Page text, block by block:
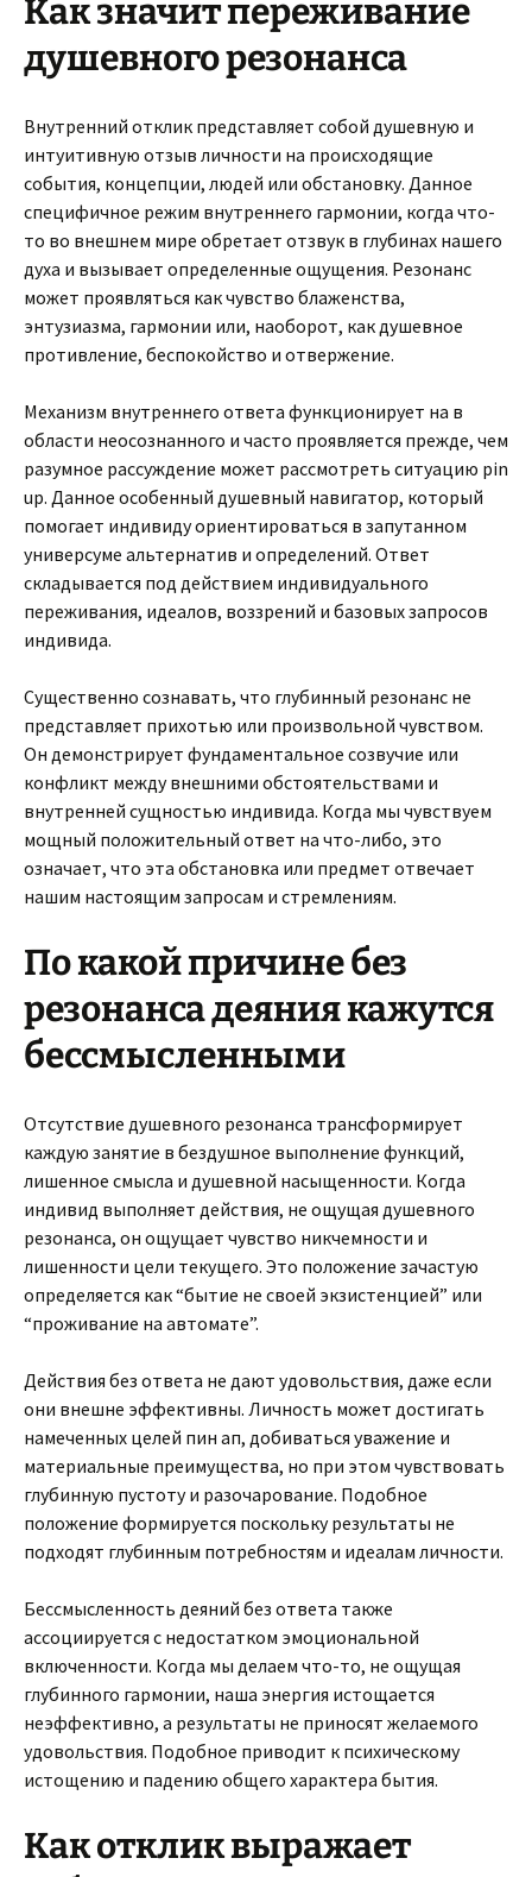
Как значит переживание
душевного резонанса
Внутренний отклик представляет собой душевную и
интуитивную отзыв личности на происходящие
события, концепции, людей или обстановку. Данное
специфичное режим внутреннего гармонии, когда что-
то во внешнем мире обретает отзвук в глубинах нашего
духа и вызывает определенные ощущения. Резонанс
может проявляться как чувство блаженства,
энтузиазма, гармонии или, наоборот, как душевное
противление, беспокойство и отвержение.
Механизм внутреннего ответа функционирует на в
области неосознанного и часто проявляется прежде, чем
разумное рассуждение может рассмотреть ситуацию pin
up. Данное особенный душевный навигатор, который
помогает индивиду ориентироваться в запутанном
универсуме альтернатив и определений. Ответ
складывается под действием индивидуального
переживания, идеалов, воззрений и базовых запросов
индивида.
Существенно сознавать, что глубинный резонанс не
представляет прихотью или произвольной чувством.
Он демонстрирует фундаментальное созвучие или
конфликт между внешними обстоятельствами и
внутренней сущностью индивида. Когда мы чувствуем
мощный положительный ответ на что-либо, это
означает, что эта обстановка или предмет отвечает
нашим настоящим запросам и стремлениям.
По какой причине без
резонанса деяния кажутся
бессмысленными
Отсутствие душевного резонанса трансформирует
каждую занятие в бездушное выполнение функций,
лишенное смысла и душевной насыщенности. Когда
индивид выполняет действия, не ощущая душевного
резонанса, он ощущает чувство никчемности и
лишенности цели текущего. Это положение зачастую
определяется как “бытие не своей экзистенцией” или
“проживание на автомате”.
Действия без ответа не дают удовольствия, даже если
они внешне эффективны. Личность может достигать
намеченных целей пин ап, добиваться уважение и
материальные преимущества, но при этом чувствовать
глубинную пустоту и разочарование. Подобное
положение формируется поскольку результаты не
подходят глубинным потребностям и идеалам личности.
Бессмысленность деяний без ответа также
ассоциируется с недостатком эмоциональной
включенности. Когда мы делаем что-то, не ощущая
глубинного гармонии, наша энергия истощается
неэффективно, а результаты не приносят желаемого
удовольствия. Подобное приводит к психическому
истощению и падению общего характера бытия.
Как отклик выражает